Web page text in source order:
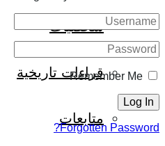
شخصيات
قراءات تاريخية
متابعات
Remember Me
Forgotten Password?